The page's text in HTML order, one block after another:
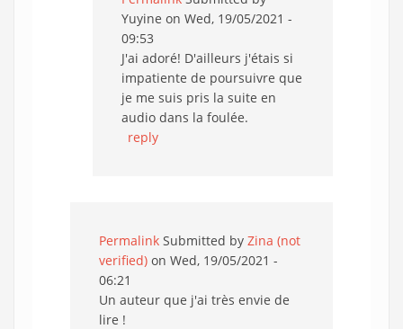
Yuyine on Wed, 19/05/2021 -
09:53
J'ai adoré! D'ailleurs j'étais si
impatiente de poursuivre que
je me suis pris la suite en
audio dans la foulée.
reply
Permalink Submitted by Zina (not
verified) on Wed, 19/05/2021 -
06:21
Un auteur que j'ai très envie de
lire !